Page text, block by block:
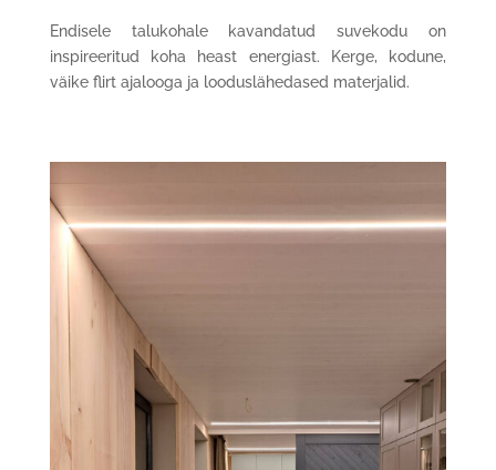
Endisele talukohale kavandatud suvekodu on
inspireeritud koha heast energiast. Kerge, kodune,
väike flirt ajalooga ja looduslähedased materjalid.